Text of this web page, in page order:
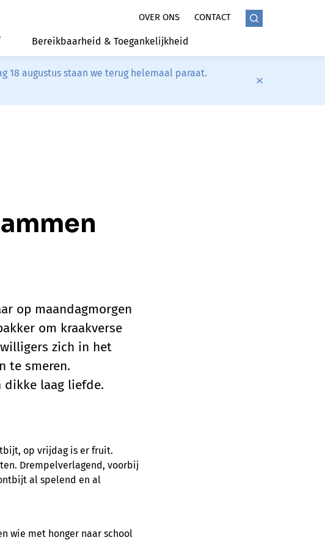
OVER ONS CONTACT
Bereikbaarheid & Toegankelijkheid
18 augustus staan we terug helemaal paraat.
op maandagmorgen
om kraakverse
zich in het
te smeren.
dikke laag liefde.
op vrijdag is er fruit.
Drempelverlagend, voorbij
al spelend en al
wie met honger naar school